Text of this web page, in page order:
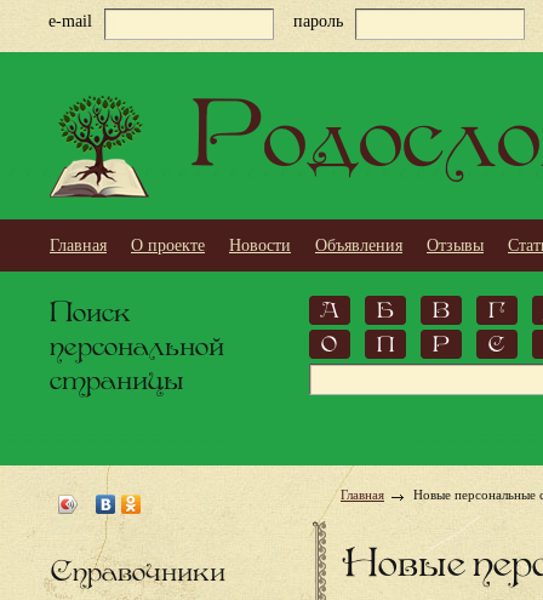
e-mail пароль
Главная О проекте Новости Объявления Отзывы
Поиск
персональной
страницы
А Б В
Г
О
П Р С
Справочники
Главная Новые персональные
Новые